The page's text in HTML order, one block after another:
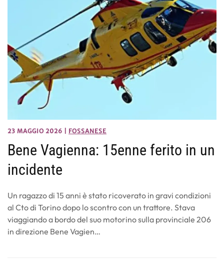
23 MAGGIO 2026 FOSSANESE
Bene Vagienna: 15enne ferito in un
incidente
Un ragazzo di 15 anni è stato ricoverato in gravi condizioni
al Cto di Torino dopo lo scontro con un trattore. Stava
viaggiando a bordo del suo motorino sulla provinciale 206
in direzione Bene Vagien…